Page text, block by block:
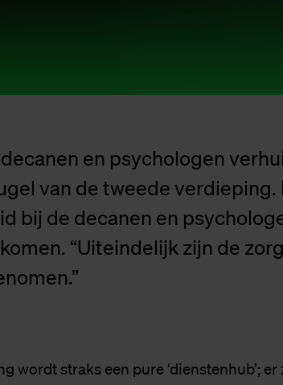
en psychologen
van de tweede verdieping.
bij de decanen en
“Uiteindelijk zijn de
wordt straks een pure ‘dienstenhub’;